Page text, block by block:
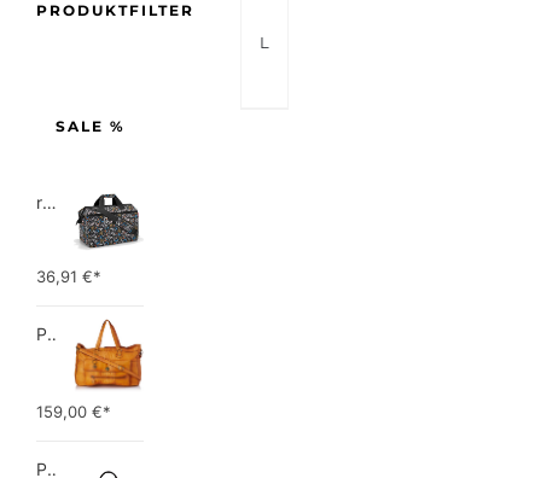
PRODUKTFILTER
SALE %
reisenthel allrounder L pocket  Vielseitige Doktortasche für Reise, Arbeit und Freizeit  Mit praktischer Trolley…
36,91 €*
PIECES TOTALLY ROYAL LEATHER TRAVEL BAG 17055349 Damen Umhängetaschen ,1 Groesse (51 x 33 x 14,5 cm)
159,00 €*
Picard Unisex-Erwachsene Buddy Gepäck- Handgepäck